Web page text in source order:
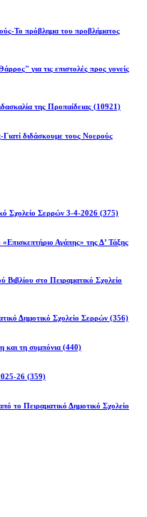
Το πρόβλημα του προβλήματος
για τις επιστολές προς γονείς
της Προπαίδειας (10921)
Γιατί διδάσκουμε τους Νοερούς
Σχολείο Σερρών 3-4-2026 (375)
Αγάπης» της Δ’ Τάξης
στο Πειραματικό Σχολείο
Δημοτικό Σχολείο Σερρών (356)
και τη συμπόνια (440)
26 (359)
το Πειραματικό Δημοτικό Σχολείο